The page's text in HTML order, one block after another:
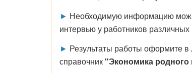
► Необходимую информацию
интервью у работников
► Результаты работы оформите
справочник"Экономика родного